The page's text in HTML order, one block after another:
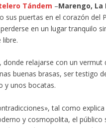
Tándem –Marengo, La
sus puertas en el corazón del
en un lugar tranquilo
donde relajarse con un
buenas brasas, ser testigo
y unos bocatas.
tal como explica
y cosmopolita, el